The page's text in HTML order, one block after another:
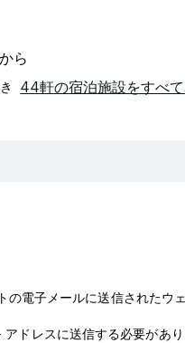
ら
44軒の宿泊施設をすべ
電子メールに送信されたウ
ドレスに送信する必要があり